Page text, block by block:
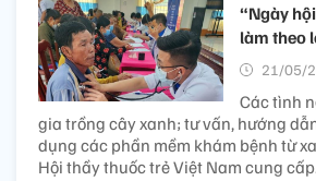
“Ngày
làm theo
21/05/
Các tình
gia trồng cây xanh; tư vấn, hướng
dụng các phần mềm khám bệnh từ
Hội thầy thuốc trẻ Việt Nam cung